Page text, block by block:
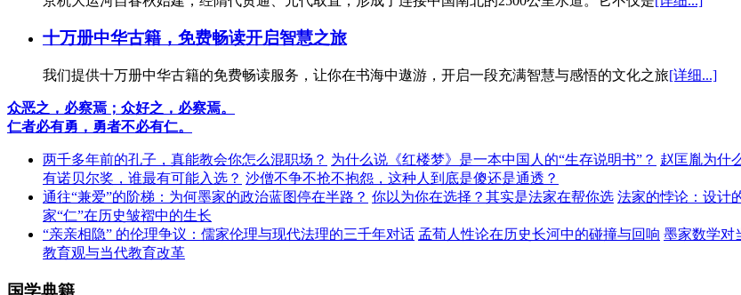
十万册中华古籍，免费畅读开启智慧之旅
我们提供十万册中华古籍的免费畅读服务，让你在书海中遨游，开启一段充满智慧与感悟的文化之旅[详细...]
众恶之，必察焉；众好之，必察焉。
仁者必有勇，勇者不必有仁。
两千多年前的孔子，真能教会你怎么混职场？ 为什么说《红楼梦》是一本中国人的“生存说明书”？ 赵匡胤为什
有诺贝尔奖，谁最有可能入选？ 沙僧不争不抢不抱怨，这种人到底是傻还是通透？
通往“兼爱”的阶梯：为何墨家的政治蓝图停在半路？ 你以为你在选择？其实是法家在帮你选 法家的悖论：设计
家“仁”在历史皱褶中的生长
“亲亲相隐” 的伦理争议：儒家伦理与现代法理的三千年对话 孟荀人性论在历史长河中的碰撞与回响 墨家数学对
教育观与当代教育改革
国学典籍